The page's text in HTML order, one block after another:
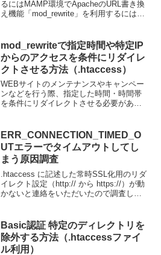
るにはMAMP環境でApacheのURL書き換
え機能「mod_rewrite」を利用するには、
を有効にす...
mod_rewriteで指定時間や特定IP
からのアクセスを条件にリダイレ
クトさせる方法（.htaccess）
WEBサイトのメンテナンスやキャンペー
ンなどを行う際、指定した時間・時間帯
を条件にリダイレクトさせる必要がある
たリダイレクト処理を .htaccessファ...
ERR_CONNECTION_TIMED_O
UTエラーでタイムアウトしてし
まう原因調査
.htaccess に記述した常時SSL化用のリダ
イレクト設定（http:// から https://）が動
かないと連絡をいただいたので調査した
Basic認証 特定のディレクトリを
除外する方法（.htaccessファイ
ル利用）